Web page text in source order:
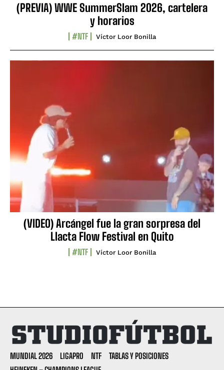
(PREVIA) WWE SummerSlam 2026, cartelera
y horarios
#NTF Víctor Loor Bonilla
(VIDEO) Arcángel fue la gran sorpresa del
Llacta Flow Festival en Quito
#NTF Víctor Loor Bonilla
MUNDIAL 2026 LIGAPRO NTF
TABLAS Y POSICIONES